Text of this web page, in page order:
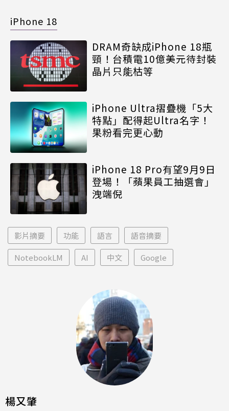
iPhone 18
DRAM奇缺成iPhone 18瓶
頸！台積電10億美元待封裝
晶片只能枯等
iPhone Ultra摺疊機「5大
特點」配得起Ultra名字！
果粉看完更心動
iPhone 18 Pro有望9月9日
登場！「蘋果員工抽選會」
洩端倪
影片摘要 功能 語言 語音摘要
NotebookLM AI 中文 Google
楊又肇